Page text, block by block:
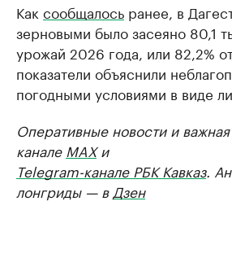
Как сообщалось ранее, в
зерновыми было засеяно 80,1
урожай 2026 года, или 82,2%
показатели объяснили
погодными условиями в виде
Оперативные новости и
канале MAXи
Telegram-канале РБК Кавказ.
лонгриды — в Дзен